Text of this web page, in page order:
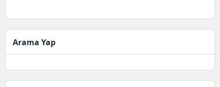
Arama Yap